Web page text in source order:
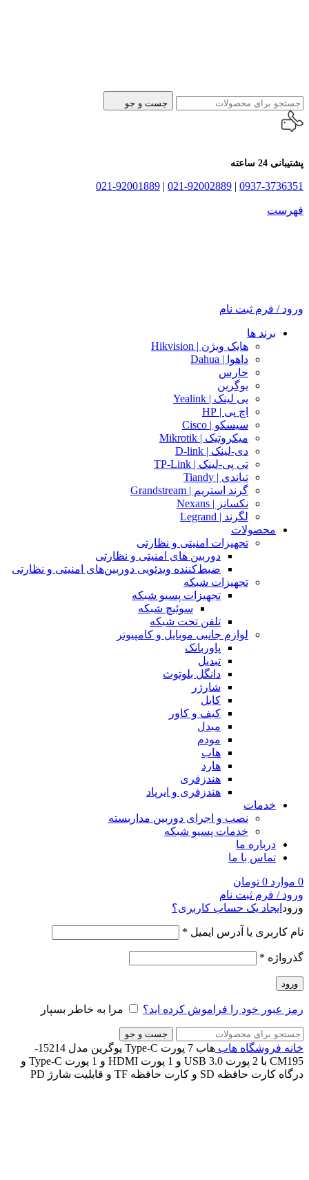
جست و جو
پشتیبانی 24 ساعته
0937-3736351
|
021-92002889
|
021-92001889
فهرست
ورود / فرم ثبت نام
برند ها
هایک ویژن | Hikvision
داهوا | Dahua
حارس
یوگرین
یی لینک | Yealink
اچ پی | HP
سیسکو | Cisco
میکروتیک | Mikrotik
دی-لینک | D-link
تی پی-لینک | TP-Link
تیاندی | Tiandy
گرند استریم | Grandstream
نکسانز | Nexans
لگرند | Legrand
محصولات
تجهیزات امنیتی و نظارتی
دوربین های امنیتی و نظارتی
ضبط‌کننده ویدئویی دوربین‌های امنیتی و نظارتی
تجهیزات شبکه
تجهیزات پسیو شبکه
سوئیچ‌ شبکه
تلفن تحت شبکه
لوازم جانبی موبایل و کامپیوتر
پاوربانک
تبدیل
دانگل بلوتوث
شارژر
کابل
کیف و کاور
مبدل
مودم
هاب
هارد
هندزفری
هندزفری و ایرپاد
خدمات
نصب و اجرای دوربین مداربسته
خدمات پسیو شبکه
درباره ما
تماس با ما
0 موارد 0 تومان
ورود / فرم ثبت نام
ورود ایجاد یک حساب کاربری؟
نام کاربری یا آدرس ایمیل *
گذرواژه *
ورود
رمز عبور خود را فراموش کرده اید؟ مرا به خاطر بسپار
جست و جو
خانه فروشگاه هاب
هاب 7 پورت Type-C یوگرین مدل 15214-
CM195 با 2 پورت USB 3.0 و 1 پورت HDMI و 1 پورت Type-C و
درگاه کارت حافظه SD و کارت حافظه TF و قابلیت شارژ PD